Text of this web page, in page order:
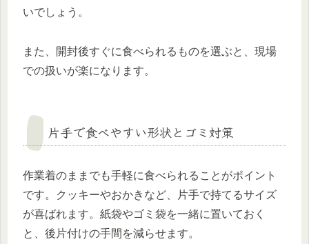
いでしょう。
また、開封後すぐに食べられるものを選ぶと、現場
での扱いが楽になります。
片手で食べやすい形状とゴミ対策
作業着のままでも手軽に食べられることがポイント
です。クッキーやおかきなど、片手で持てるサイズ
が喜ばれます。紙袋やゴミ袋を一緒に置いておく
と、後片付けの手間を減らせます。